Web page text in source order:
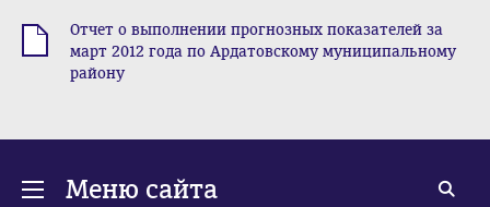
Отчет о выполнении прогнозных показателей за
март 2012 года по Ардатовскому муниципальному
району
Меню сайта